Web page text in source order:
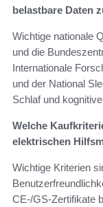
belastbare Daten
Wichtige nationale
und die
Internationale
und der National
Schlaf und
Welche
elektrischen
Wichtige Kriterien
CE-/GS-Zertifikate